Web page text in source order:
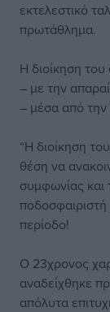
εκτελεστικό
πρωτάθλημα.
Η διοίκηση
– με την
– μέσα από
“Η διοίκηση
θέση να
συμφωνίας και
περίοδο!
Ο 23χρονος
αναδείχθηκε
απόλυτα